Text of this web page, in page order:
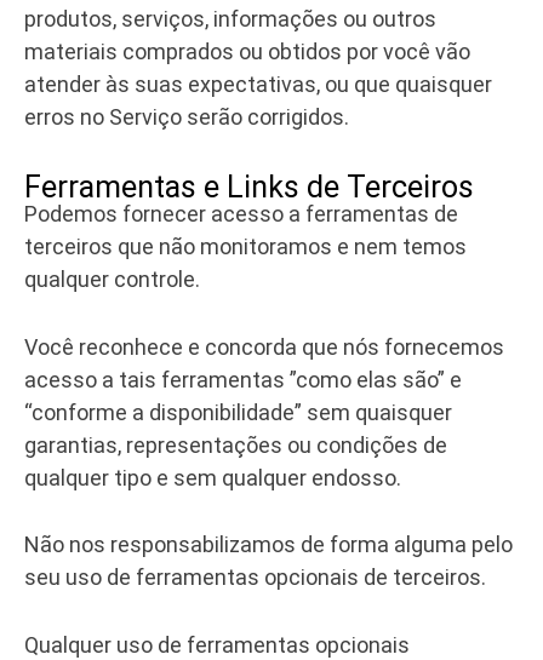
produtos, serviços, informações ou outros
materiais comprados ou obtidos por você vão
atender às suas expectativas, ou que quaisquer
erros no Serviço serão corrigidos.
Ferramentas e Links de Terceiros
Podemos fornecer acesso a ferramentas de
terceiros que não monitoramos e nem temos
qualquer controle.
Você reconhece e concorda que nós fornecemos
acesso a tais ferramentas ”como elas são” e
“conforme a disponibilidade” sem quaisquer
garantias, representações ou condições de
qualquer tipo e sem qualquer endosso.
Não nos responsabilizamos de forma alguma pelo
seu uso de ferramentas opcionais de terceiros.
Qualquer uso de ferramentas opcionais